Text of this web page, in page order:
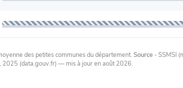
des petites communes du département. Source - SSMSI
2025 (data.gouv.fr) — mis à jour en août 2026.